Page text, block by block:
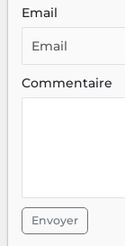
Email
Commentaire
Envoyer